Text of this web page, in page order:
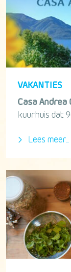
VAKANTIES
Casa
kuurhuis dat
Lees meer...